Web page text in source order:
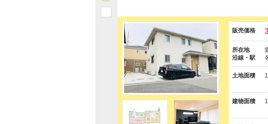
販売価格
所在地
沿線・駅
土地面積
建物面積